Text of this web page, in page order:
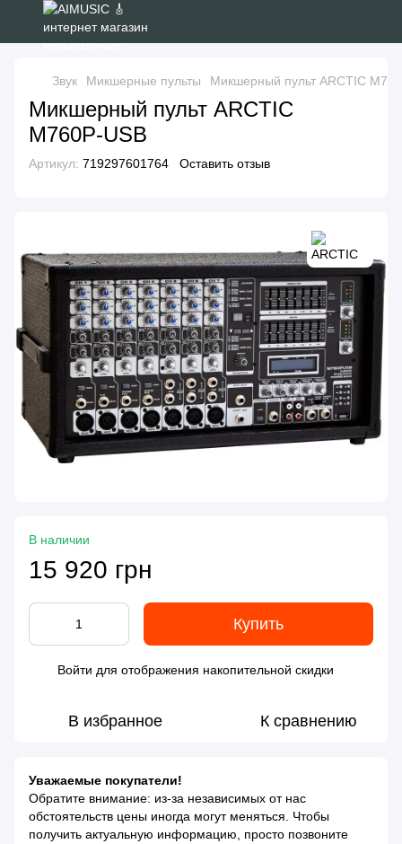
Звук Микшерные пульты Микшерный пульт ARCTIC
Микшерный пульт ARCTIC
M760P-USB
Артикул: 719297601764 Оставить отзыв
В наличии
15 920 грн
Купить
Войти для отображения накопительной скидки
В избранное К сравнению
Уважаемые покупатели!
Обратите внимание: из-за независимых от нас
обстоятельств цены иногда могут меняться. Чтобы
получить актуальную информацию, просто позвоните